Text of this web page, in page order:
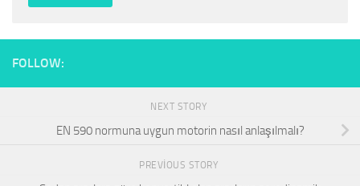
FOLLOW:
NEXT STORY
EN 590 normuna uygun motorin nasıl anlaşılmalı?
PREVIOUS STORY